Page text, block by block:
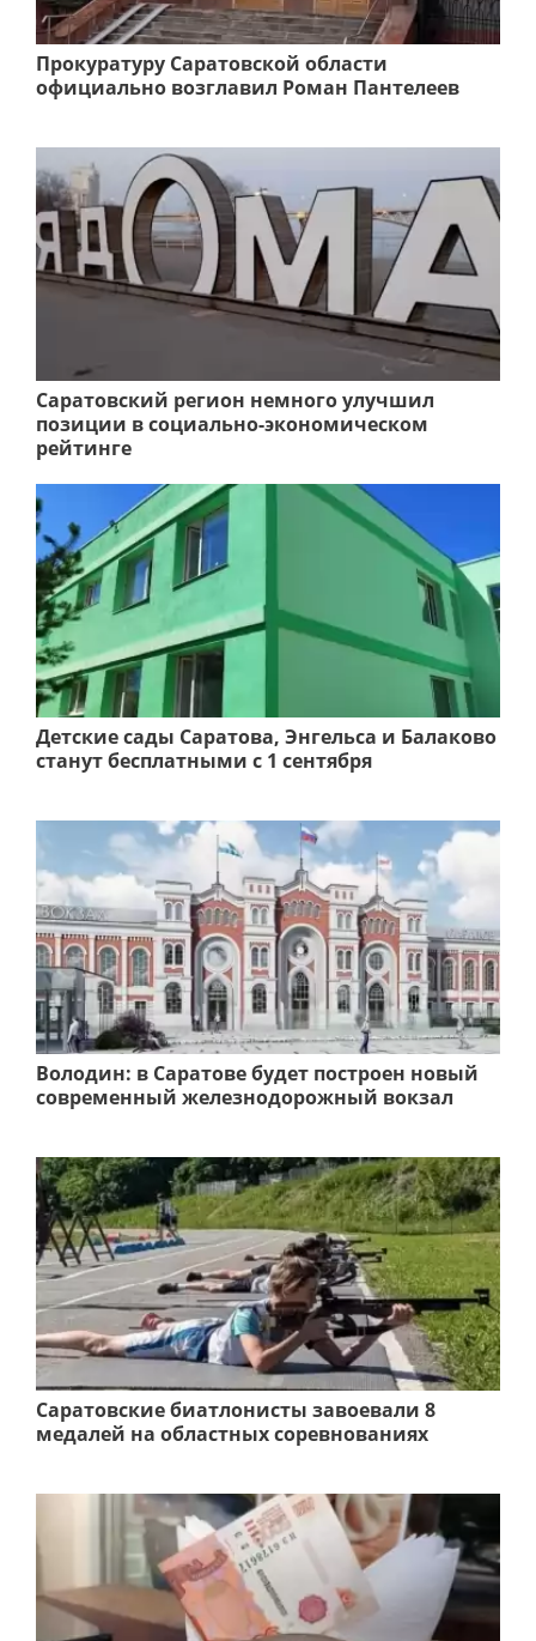
Прокуратуру Саратовской области
официально возглавил Роман Пантелеев
Саратовский регион немного улучшил
позиции в социально-экономическом
рейтинге
Детские сады Саратова, Энгельса и Балаково
станут бесплатными с 1 сентября
Володин: в Саратове будет построен новый
современный железнодорожный вокзал
Саратовские биатлонисты завоевали 8
медалей на областных соревнованиях